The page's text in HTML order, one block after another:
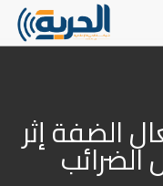
الشاباك يحذر من اشتعال الضفة إثر